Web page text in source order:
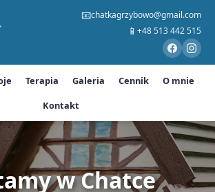
📧chatkagrzybowo@gmail.com
📱 +48 513 442 515
Terapia Galeria Cennik
O mnie
Kontakt
w Chatce